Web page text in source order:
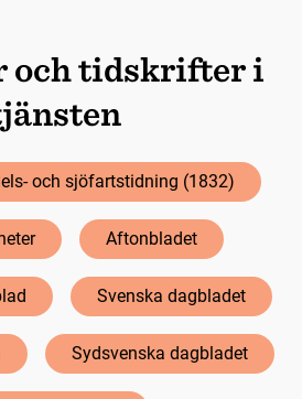
och tidskrifter i
och sjöfartstidning (1832)
Aftonbladet
Svenska dagbladet
Sydsvenska dagbladet